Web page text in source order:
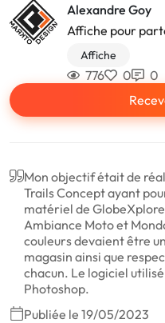
Alexandre Goy
Affiche pour
Affiche
776 0
0
Mon objectif était de
Trails Concept ayant
matériel de
Ambiance Moto et
couleurs devaient être
magasin ainsi que
chacun. Le logiciel
Photoshop.
Publiée le 19/05/2023